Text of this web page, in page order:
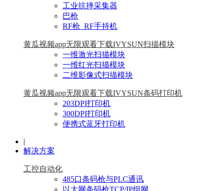
工业抗摔采集器
巴枪
RF枪_RF手持机
黄瓜视频app无限观看下载IVYSUN扫描模块
一维激光扫描模块
一维红光扫描模块
二维影像式扫描模块
黄瓜视频app无限观看下载IVYSUN条码打印机
203DPI打印机
300DPI打印机
便携式蓝牙打印机
|
解决方案
工控自动化
485口条码枪与PLC通讯
以太网条码枪TCP/IP组网